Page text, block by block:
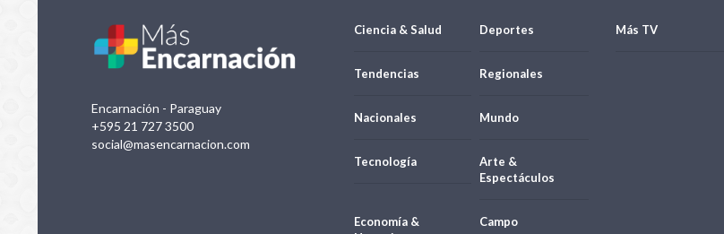
Encarnación - Paraguay
+595 21 727 3500
social@masencarnacion.com
Ciencia & Salud Deportes
Tendencias Regionales
Nacionales Mundo
Tecnología
Arte &
Espectáculos
Economía &
Campo
Más TV